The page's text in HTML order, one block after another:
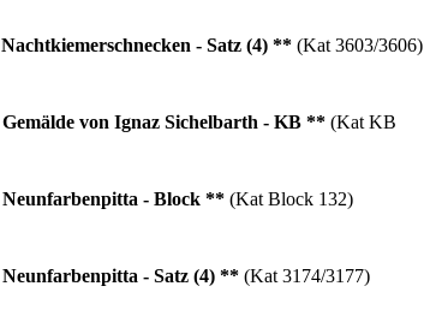
Nachtkiemerschnecken - Satz (4) ** (Kat 3603/3606)
Gemälde von Ignaz Sichelbarth - KB ** (Kat KB
Neunfarbenpitta - Block ** (Kat Block 132)
Neunfarbenpitta - Satz (4) ** (Kat 3174/3177)